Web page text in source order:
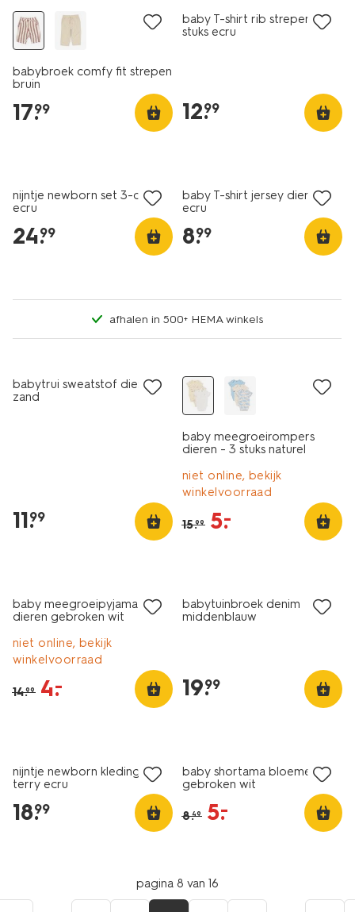
babybroek comfy fit strepen
bruin
17.
99
baby T-shirt rib strepen - 2
stuks ecru
12.
99
nijntje newborn set 3-delig
ecru
24.
99
baby T-shirt jersey dieren
ecru
8.
99
afhalen in 500+ HEMA winkels
babytrui sweatstof dieren
zand
11.
99
3 stuks
baby meegroeirompers
dieren - 3 stuks naturel
niet online, bekijk
winkelvoorraad
15.99 5.
–
baby meegroeipyjama rib
dieren gebroken wit
niet online, bekijk
winkelvoorraad
14.99 4.
–
babytuinbroek denim
middenblauw
19.
99
nijntje newborn kledingset
terry ecru
18.
99
baby shortama bloemen
gebroken wit
8.49 5.
–
pagina 8 van 16